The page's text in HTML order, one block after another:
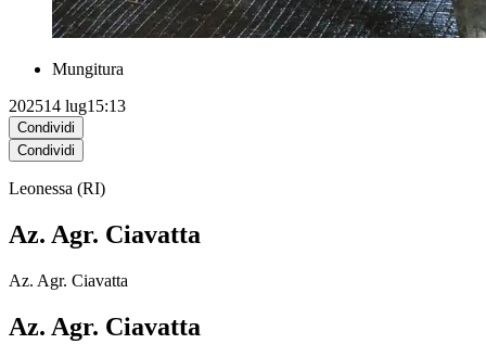
Mungitura
202514 lug15:13
Condividi
Condividi
Leonessa (RI)
Az. Agr. Ciavatta
Az. Agr. Ciavatta
Az. Agr. Ciavatta